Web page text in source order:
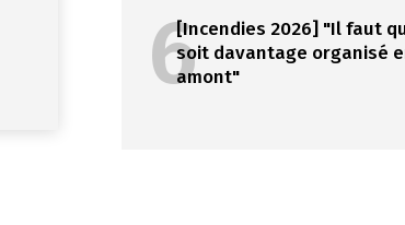
6[Incendies 2026] "Il faut
soit davantage organisé
amont"